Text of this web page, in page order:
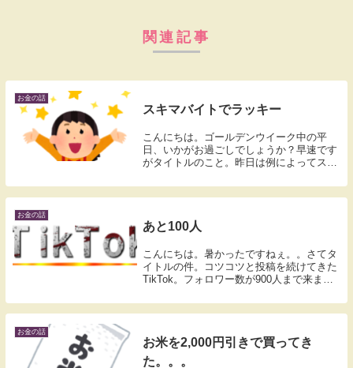
関連記事
お金の話
スキマバイトでラッキー
こんにちは。ゴールデンウイーク中の平
日、いかがお過ごしでしょうか？早速です
がタイトルのこと。昨日は例によってスキ
しという建前。でもラッキーだったの
は、、、。15分くらい早く帰れた。☻☻仕
お金の話
あと100人
こんにちは。暑かったですねぇ。。さてタ
イトルの件。コツコツと投稿を続けてきた
TikTok。フォロワー数が900人まで来まし
人。なんか怪しいひともいるけど、ちっち
ゃいことは気にするなぁ。ワカチコ。な...
お金の話
お米を2,000円引きで買ってき
た。。。